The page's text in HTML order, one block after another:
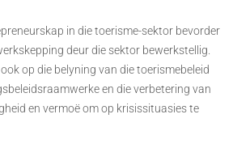
in die toerisme-sektor bevorder
deur die sektor bewerkstellig.
op die belyning van die toerismebeleid
en die verbetering van
en vermoë om op krisissituasies te